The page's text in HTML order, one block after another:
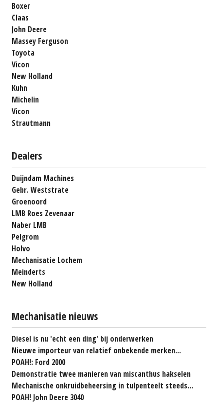
Boxer
Claas
John Deere
Massey Ferguson
Toyota
Vicon
New Holland
Kuhn
Michelin
Vicon
Strautmann
Dealers
Duijndam Machines
Gebr. Weststrate
Groenoord
LMB Roes Zevenaar
Naber LMB
Pelgrom
Holvo
Mechanisatie Lochem
Meinderts
New Holland
Mechanisatie nieuws
Diesel is nu 'echt een ding' bij onderwerken
Nieuwe importeur van relatief onbekende merken...
POAH!: Ford 2000
Demonstratie twee manieren van miscanthus hakselen
Mechanische onkruidbeheersing in tulpenteelt steeds...
POAH! John Deere 3040